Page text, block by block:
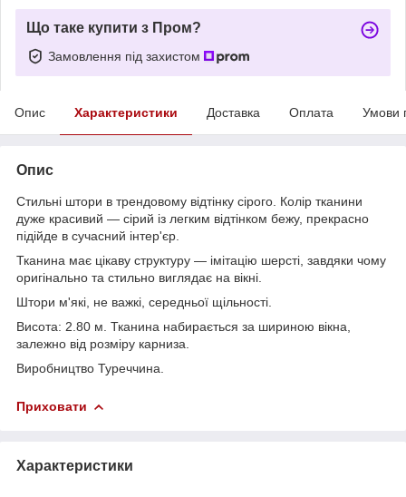
Що таке купити з Пром?
Замовлення під захистом
Опис Характеристики Доставка Оплата Умови
Опис
Стильні штори в трендовому відтінку сірого. Колір тканини
дуже красивий — сірий із легким відтінком бежу, прекрасно
підійде в сучасний інтер'єр.
Тканина має цікаву структуру — імітацію шерсті, завдяки чому
оригінально та стильно виглядає на вікні.
Штори м'які, не важкі, середньої щільності.
Висота: 2.80 м. Тканина набирається за шириною вікна,
залежно від розміру карниза.
Виробництво Туреччина.
Приховати
Характеристики